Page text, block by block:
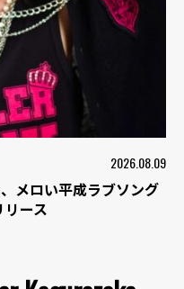
2026.08.09
メロい平成ラブソング
ース